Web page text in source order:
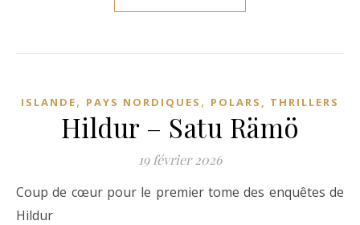
ISLANDE, PAYS NORDIQUES , POLARS, THRILLERS
Hildur – Satu Rämö
19 février 2026
Coup de cœur pour le premier tome des enquêtes de
Hildur